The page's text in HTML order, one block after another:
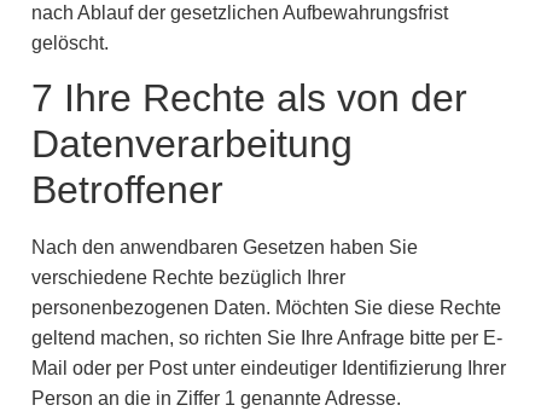
nach Ablauf der gesetzlichen Aufbewahrungsfrist
gelöscht.
7 Ihre Rechte als von der
Datenverarbeitung
Betroffener
Nach den anwendbaren Gesetzen haben Sie
verschiedene Rechte bezüglich Ihrer
personenbezogenen Daten. Möchten Sie diese Rechte
geltend machen, so richten Sie Ihre Anfrage bitte per E-
Mail oder per Post unter eindeutiger Identifizierung Ihrer
Person an die in Ziffer 1 genannte Adresse.